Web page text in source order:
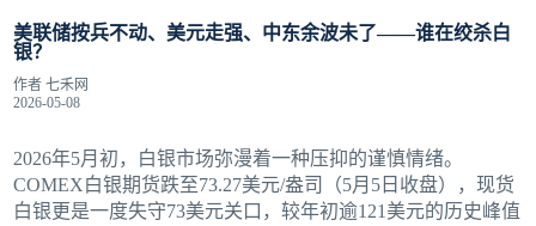
美联储按兵不动、美元走强、中东余波未了——谁在绞杀白
银？
作者七禾网
2026-05-08
2026年5月初，白银市场弥漫着一种压抑的谨慎情绪。
COMEX白银期货跌至73.27美元/盎司（5月5日收盘），现货
白银更是一度失守73美元关口，较年初逾121美元的历史峰值